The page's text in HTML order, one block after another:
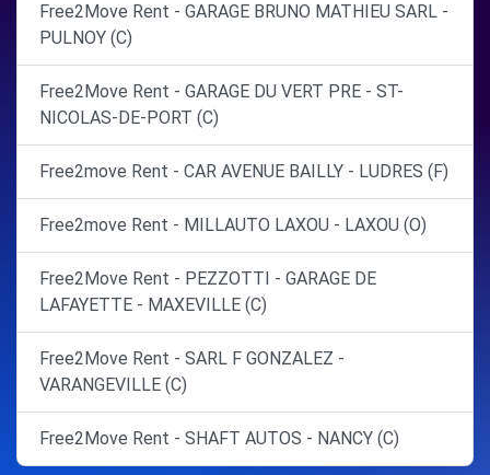
Free2Move Rent - GARAGE BRUNO MATHIEU SARL -
PULNOY (C)
Free2Move Rent - GARAGE DU VERT PRE - ST-
NICOLAS-DE-PORT (C)
Free2move Rent - CAR AVENUE BAILLY - LUDRES (F)
Free2move Rent - MILLAUTO LAXOU - LAXOU (O)
Free2Move Rent - PEZZOTTI - GARAGE DE
LAFAYETTE - MAXEVILLE (C)
Free2Move Rent - SARL F GONZALEZ -
VARANGEVILLE (C)
Free2Move Rent - SHAFT AUTOS - NANCY (C)